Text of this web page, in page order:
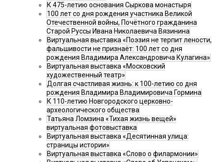
К 475-летию основания Сыркова монастыря
100 лет со дня рождения участника Великой
Отечественной войны, Почётного гражданина
Старой Руссы Ивана Николаевича Вязинина
Виртуальная выставка «Поэзия не терпит лености,
фальшивости не признаёт: 100 лет со дня
рождения Владимира Александровича Кулагина»
Виртуальная выставка «Московский
художественный театр»
Долгая счастливая жизнь: к 100-летию со дня
рождения Владимира Владимировича Гормина
К 110-летию Новгородского церковно-
археологического общества
Татьяна Ломзина «Тихая жизнь вещей»
виртуальная фотовыставка
Виртуальная выставка «Десятинная улица:
страницы истории»
Виртуальная выставка «Слово о филармонии»